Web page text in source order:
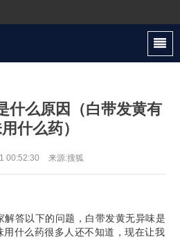
什么原因（白带发黄有
什么药）
00:52:30 来源:搜狐
解答以下的问题，白带发黄无异味是
什么药很多人还不知道，现在让我